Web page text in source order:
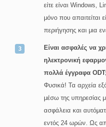
είτε είναι Windows,
μόνο που απαιτείται
περιήγησης και μια
Είναι ασφαλές να
ηλεκτρονική
πολλά έγγραφα ODT;
Φυσικά! Τα αρχεία
μέσω της υπηρεσίας
ασφάλεια και
εντός 24 ωρών. Ως